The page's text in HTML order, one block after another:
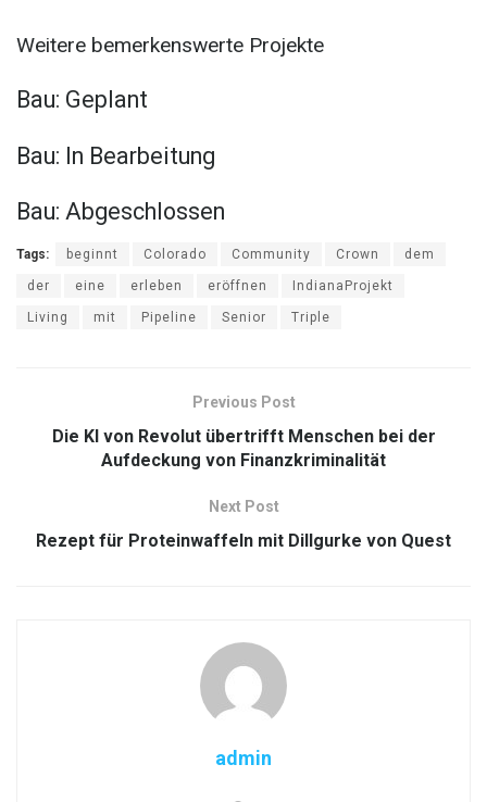
Weitere bemerkenswerte Projekte
Bau: Geplant
Bau: In Bearbeitung
Bau: Abgeschlossen
Tags: beginnt Colorado Community Crown dem
der eine erleben eröffnen IndianaProjekt
Living mit Pipeline Senior Triple
Previous Post
Die KI von Revolut übertrifft Menschen bei der
Aufdeckung von Finanzkriminalität
Next Post
Rezept für Proteinwaffeln mit Dillgurke von Quest
admin